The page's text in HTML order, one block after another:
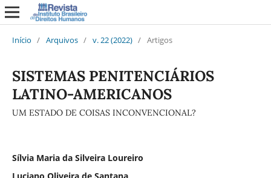
Início / Arquivos / v. 22 (2022) / Artigos
SISTEMAS PENITENCIÁRIOS
LATINO-AMERICANOS
UM ESTADO DE COISAS INCONVENCIONAL?
Sílvia Maria da Silveira Loureiro